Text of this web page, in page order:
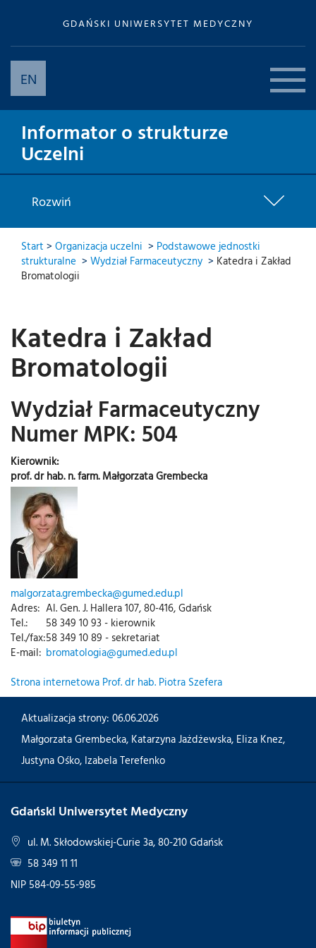
GDAŃSKI UNIWERSYTET MEDYCZNY
EN
Informator o strukturze
Uczelni
Rozwiń
Start > Organizacja uczelni > Podstawowe jednostki
strukturalne > Wydział Farmaceutyczny > Katedra i Zakład
Bromatologii
Katedra i Zakład
Bromatologii
Wydział Farmaceutyczny
Numer MPK: 504
Kierownik:
prof. dr hab. n. farm. Małgorzata Grembecka
malgorzata.grembecka@gumed.edu.pl
Adres: Al. Gen. J. Hallera 107, 80-416, Gdańsk
Tel.:
58 349 10 93 - kierownik
Tel./fax:58 349 10 89 - sekretariat
E-mail: bromatologia@gumed.edu.pl
Strona internetowa Prof. dr hab. Piotra Szefera
Aktualizacja strony: 06.06.2026
Małgorzata Grembecka, Katarzyna Jażdżewska, Eliza Knez,
Justyna Ośko, Izabela Terefenko
Gdański Uniwersytet Medyczny
ul. M. Skłodowskiej-Curie 3a, 80-210 Gdańsk
58 349 11 11
NIP 584-09-55-985